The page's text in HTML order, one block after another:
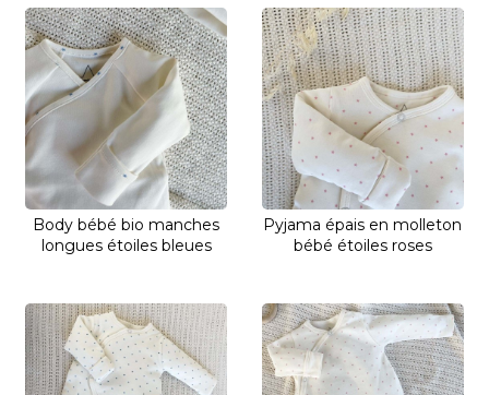
Body bébé bio manches
longues étoiles bleues
Pyjama épais en molleton
bébé étoiles roses